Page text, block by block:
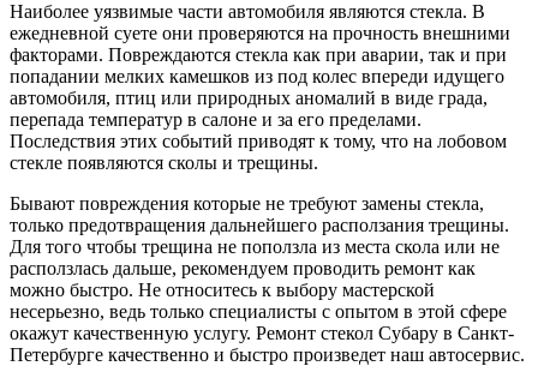
Наиболее уязвимые части автомобиля являются стекла. В
ежедневной суете они проверяются на прочность внешними
факторами. Повреждаются стекла как при аварии, так и при
попадании мелких камешков из под колес впереди идущего
автомобиля, птиц или природных аномалий в виде града,
перепада температур в салоне и за его пределами.
Последствия этих событий приводят к тому, что на лобовом
стекле появляются сколы и трещины.
Бывают повреждения которые не требуют замены стекла,
только предотвращения дальнейшего расползания трещины.
Для того чтобы трещина не поползла из места скола или не
расползлась дальше, рекомендуем проводить ремонт как
можно быстро. Не относитесь к выбору мастерской
несерьезно, ведь только специалисты с опытом в этой сфере
окажут качественную услугу. Ремонт стекол Субару в Санкт-
Петербурге качественно и быстро произведет наш автосервис.